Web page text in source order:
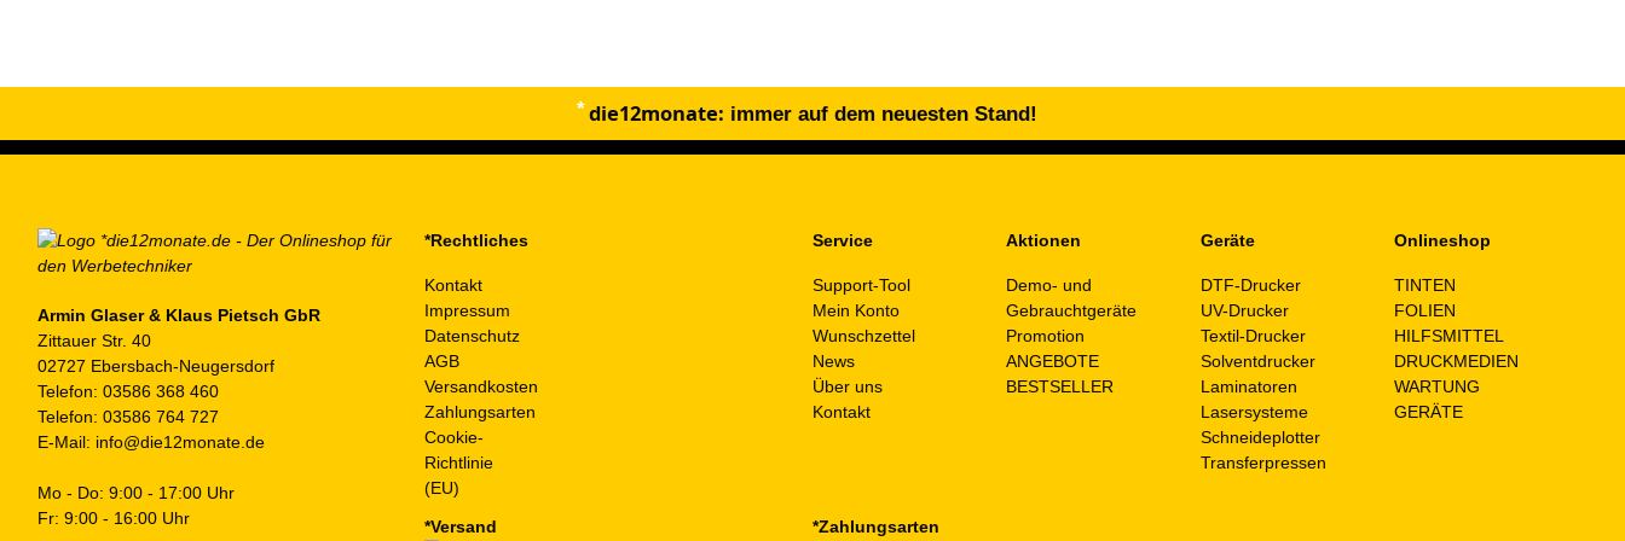
die12monate: immer auf dem neuesten Stand!
Armin Glaser & Klaus Pietsch GbR
Zittauer Str. 40
02727 Ebersbach-Neugersdorf
Telefon: 03586 368 460
Telefon: 03586 764 727
E-Mail: info@die12monate.de
Mo - Do: 9:00 - 17:00 Uhr
Fr: 9:00 - 16:00 Uhr
*Rechtliches
Kontakt
Impressum
Datenschutz
AGB
Versandkosten
Zahlungsarten
Cookie-
Richtlinie
(EU)
*Versand
Service
Support-Tool
Mein Konto
Wunschzettel
News
Über uns
Kontakt
Aktionen
Demo- und
Gebrauchtgeräte
Promotion
ANGEBOTE
BESTSELLER
Geräte
DTF-Drucker
UV-Drucker
Textil-Drucker
Solventdrucker
Laminatoren
Lasersysteme
Schneideplotter
Transferpressen
Onlineshop
TINTEN
FOLIEN
HILFSMITTEL
DRUCKMEDIEN
WARTUNG
GERÄTE
*Zahlungsarten